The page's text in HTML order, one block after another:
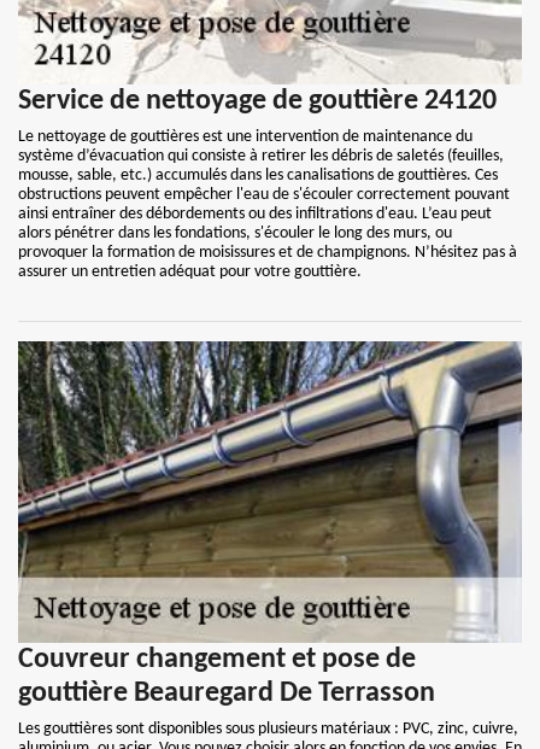
Service de nettoyage de gouttière 24120
Le nettoyage de gouttières est une intervention de maintenance du
système d’évacuation qui consiste à retirer les débris de saletés (feuilles,
mousse, sable, etc.) accumulés dans les canalisations de gouttières. Ces
obstructions peuvent empêcher l'eau de s'écouler correctement pouvant
ainsi entraîner des débordements ou des infiltrations d'eau. L’eau peut
alors pénétrer dans les fondations, s'écouler le long des murs, ou
provoquer la formation de moisissures et de champignons. N’hésitez pas à
assurer un entretien adéquat pour votre gouttière.
Couvreur changement et pose de
gouttière Beauregard De Terrasson
Les gouttières sont disponibles sous plusieurs matériaux : PVC, zinc, cuivre,